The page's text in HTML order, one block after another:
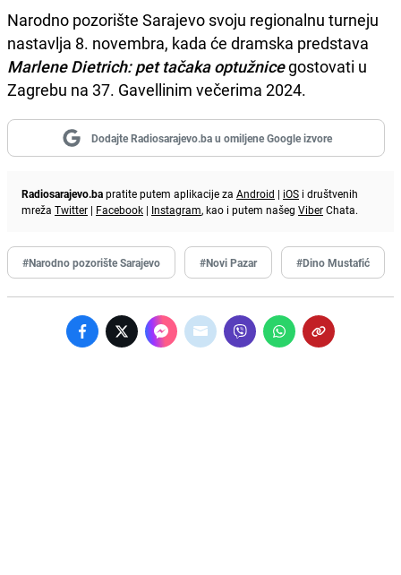
Narodno pozorište Sarajevo svoju regionalnu turneju
nastavlja 8. novembra, kada će dramska predstava
Marlene Dietrich: pet tačaka optužnicegostovati u
Zagrebu na 37. Gavellinim večerima 2024.
Dodajte Radiosarajevo.ba u omiljene Google izvore
Radiosarajevo.bapratite putem aplikacije za Android | iOS i društvenih
mreža Twitter | Facebook | Instagram, kao i putem našeg ViberChata.
#Narodno pozorište Sarajevo #Novi Pazar #Dino Mustafić